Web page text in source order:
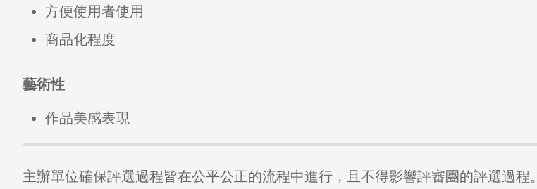
方便使用者使用
商品化程度
藝術性
作品美感表現
主辦單位確保評選過程皆在公平公正的流程中進行，且不得影響評審團的評選過程。